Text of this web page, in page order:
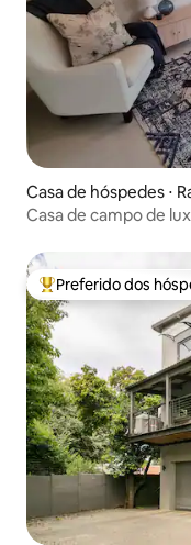
Casa de hóspedes ⋅
Casa de campo de
Entre os melhores
Preferido dos